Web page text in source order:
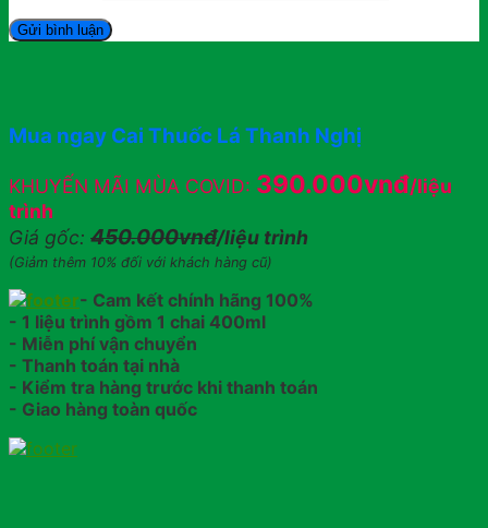
Mua ngay Cai Thuốc Lá Thanh Nghị
KHUYẾN MÃI MÙA COVID: 390.000vnđ/liệu
trình
Giá gốc: 450.000vnđ/liệu trình
(Giảm thêm 10% đối với khách hàng cũ)
- Cam kết chính hãng 100%
- 1 liệu trình gồm 1 chai 400ml
- Miễn phí vận chuyển
- Thanh toán tại nhà
- Kiểm tra hàng trước khi thanh toán
- Giao hàng toàn quốc